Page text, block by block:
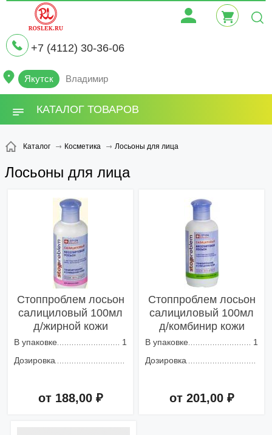
+7 (4112) 30-36-06
Якутск Владимир
КАТАЛОГ ТОВАРОВ
Каталог Косметика Лосьоны для лица
Лосьоны для лица
Стоппроблем лосьон
салициловый 100мл
д/жирной кожи
В упаковке
1
Дозировка
от 188,00 ₽
Стоппроблем лосьон
салициловый 100мл
д/комбинир кожи
В упаковке
1
Дозировка
от 201,00 ₽